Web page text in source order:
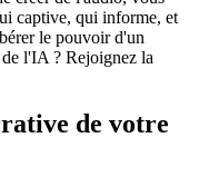
captive, qui informe, et
le pouvoir d'un
l'IA ? Rejoignez la
de votre